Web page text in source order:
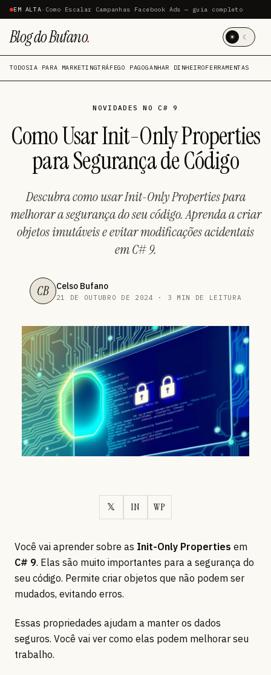
EM ALTA· Como Escalar Campanhas Facebook Ads — guia completo
Blog do Bufano. ☀ ☾
TODOSIA PARA MARKETINGTRÁFEGO PAGOGANHAR DINHEIROFERRAMENTAS
NOVIDADES NO C# 9
Como Usar Init-Only Properties
para Segurança de Código
Descubra como usar Init-Only Properties para
melhorar a segurança do seu código. Aprenda a criar
objetos imutáveis e evitar modificações acidentais
em C# 9.
CB Celso Bufano
21 DE OUTUBRO DE 2024 · 3 MIN DE LEITURA
𝕏 IN WP
Você vai aprender sobre as Init-Only Properties em
C# 9. Elas são muito importantes para a segurança do
seu código. Permite criar objetos que não podem ser
mudados, evitando erros.
Essas propriedades ajudam a manter os dados
seguros. Você vai ver como elas podem melhorar seu
trabalho.